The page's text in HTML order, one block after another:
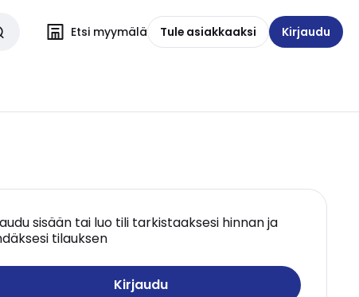
Etsi myymälä Tule asiakkaaksi Kirjaudu
sisään tai luo tili tarkistaaksesi hinnan ja
tilauksen
Kirjaudu